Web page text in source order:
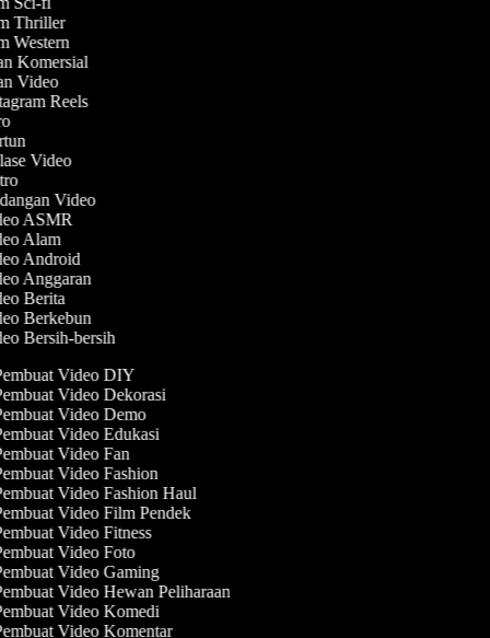
Thriller
Western
Komersial
Video
Reels
Video
Video
ASMR
Alam
Android
Anggaran
Berita
Berkebun
Bersih-bersih
Video DIY
Video Dekorasi
Video Demo
Video Edukasi
Video Fan
Video Fashion
Video Fashion Haul
Video Film Pendek
Video Fitness
Video Foto
Video Gaming
Video Hewan Peliharaan
Video Komedi
Video Komentar